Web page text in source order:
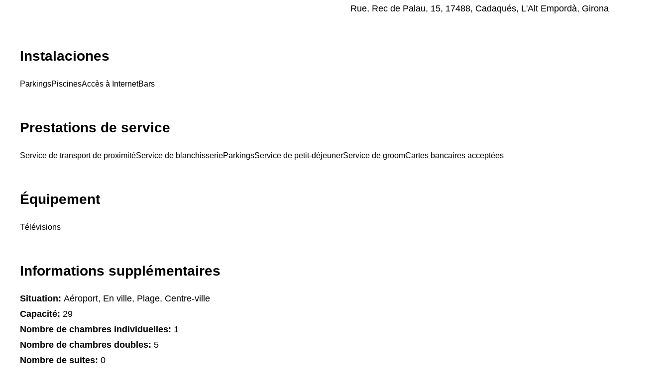
Rue, Rec de Palau, 15, 17488, Cadaqués, L'Alt Empordà, Girona
Instalaciones
ParkingsPiscinesAccès à InternetBars
Prestations de service
Service de transport de proximitéService de blanchisserieParkingsService de petit-déjeunerService de groomCartes bancaires acceptées
Équipement
Télévisions
Informations supplémentaires
Situation: Aéroport, En ville, Plage, Centre-ville
Capacité: 29
Nombre de chambres individuelles: 1
Nombre de chambres doubles: 5
Nombre de suites: 0